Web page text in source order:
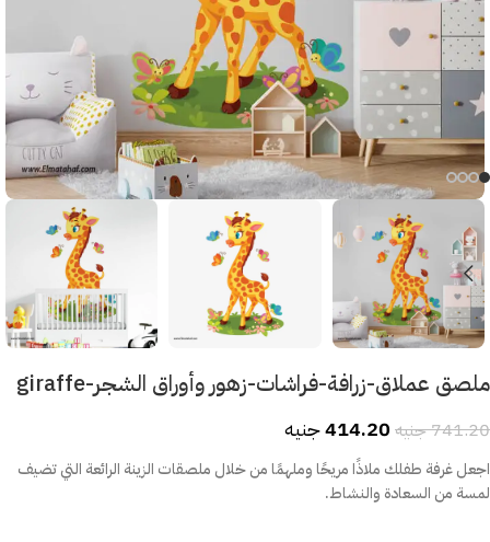
ملصق عملاق-زرافة-فراشات-زهور وأوراق الشجر-giraffe
741.20جنيه 414.20جنيه
اجعل غرفة طفلك ملاذًا مريحًا وملهمًا من خلال ملصقات الزينة الرائعة التي تضيف
لمسة من السعادة والنشاط.